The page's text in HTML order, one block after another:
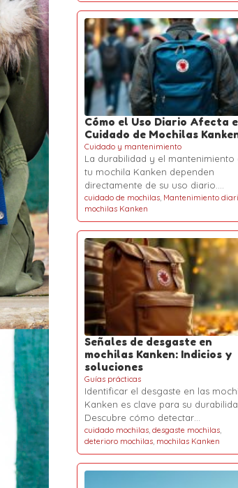
Cómo el Uso Diario Afecta
Cuidado de Mochilas
Cuidado y mantenimiento
La durabilidad y el mantenimiento
tu mochila Kanken dependen
directamente de su uso diario.…
cuidado de mochilas, Mantenimiento
mochilas Kanken
Señales de desgaste en
mochilas Kanken: Indicios y
soluciones
Guías prácticas
Identificar el desgaste en las
Kanken es clave para su
Descubre cómo detectar…
cuidado mochilas, desgaste mochilas,
deterioro mochilas, mochilas Kanken